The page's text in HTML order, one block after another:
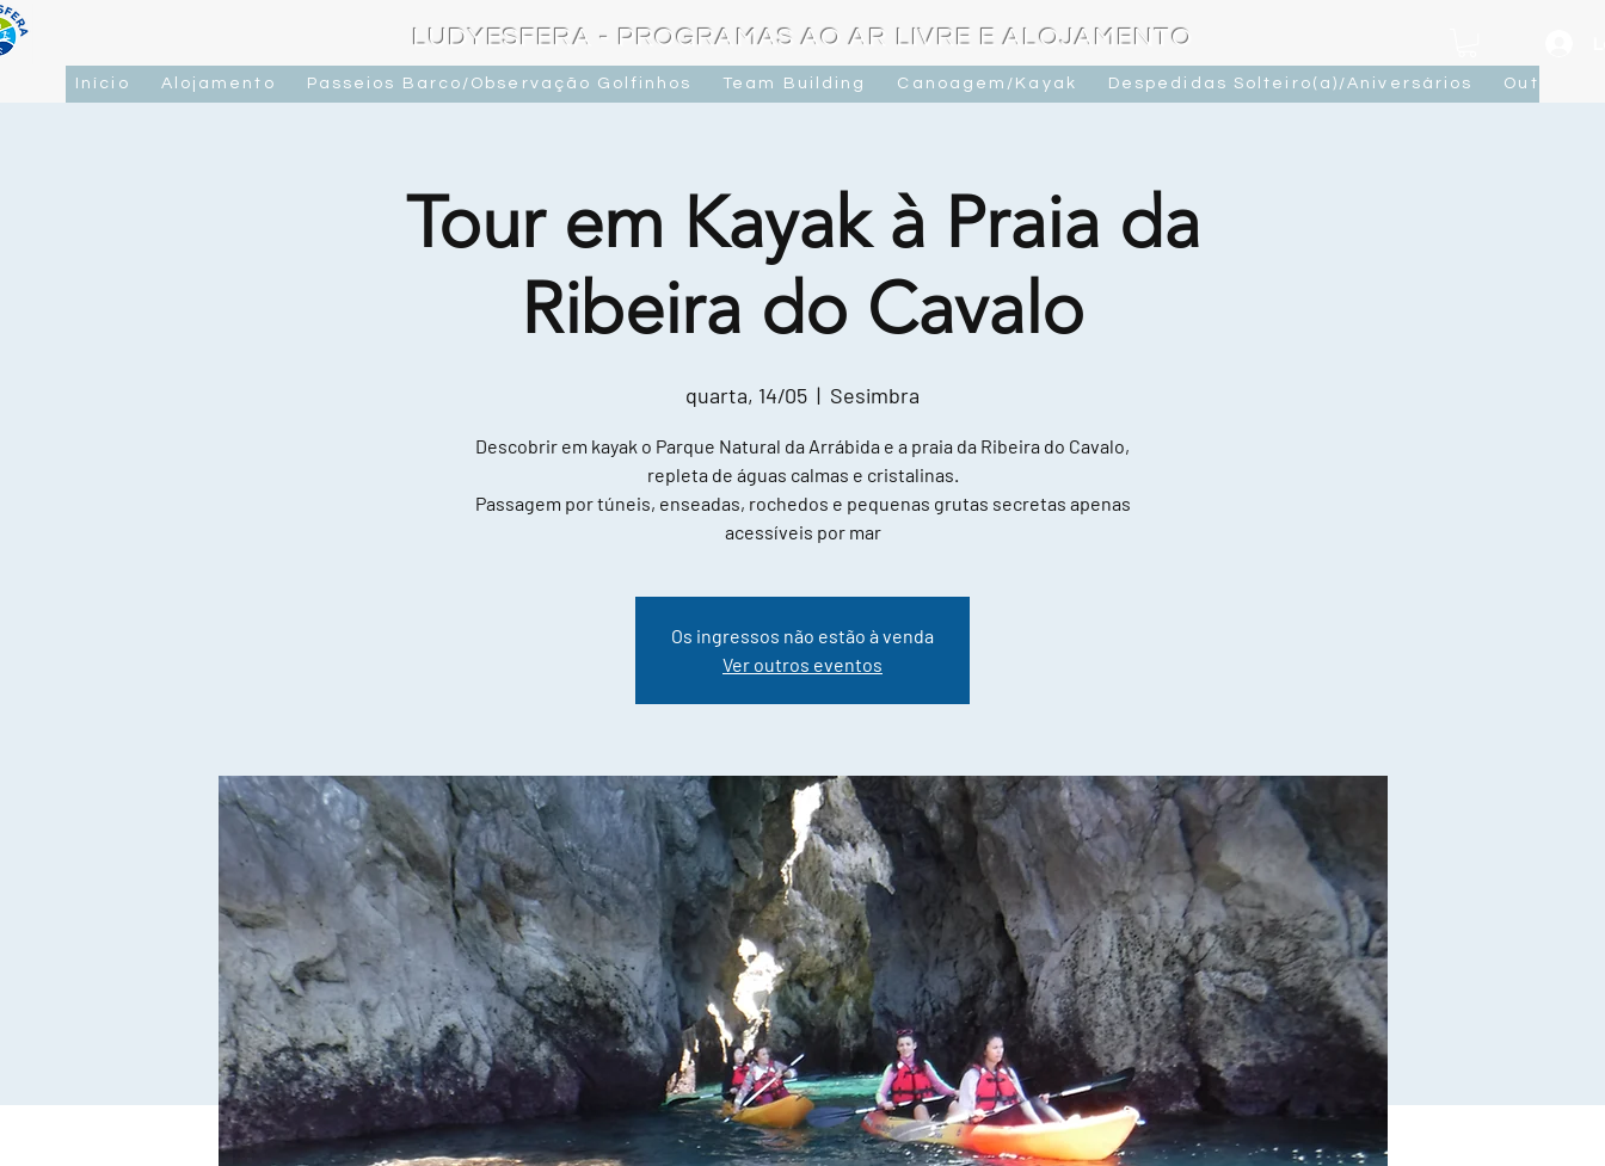
LUDYESFERA - PROGRAMAS AO AR LIVRE E ALOJAMENTO
Início Alojamento Passeios Barco/Observação Golfinhos Team Building Canoagem/Kayak Despedidas Solteiro(a)/Aniversários Outras
Tour em Kayak à Praia da
Ribeira do Cavalo
quarta, 14/05
  |
Sesimbra
Descobrir em kayak o Parque Natural da Arrábida e a praia da Ribeira do Cavalo,
repleta de águas calmas e cristalinas.
Passagem por túneis, enseadas, rochedos e pequenas grutas secretas apenas
acessíveis por mar
Os ingressos não estão à venda
Ver outros eventos